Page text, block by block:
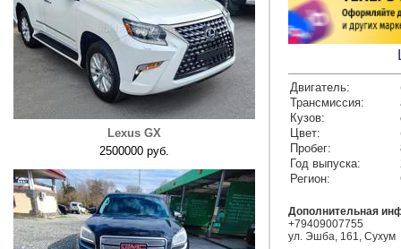
Lexus GX
2500000 руб.
Двигатель:
Трансмиссия:
Кузов:
Цвет:
Пробег:
Год выпуска:
Регион:
Дополнительная
+79409007755
ул. Эшба, 161, Сухум